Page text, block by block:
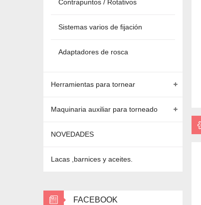
Contrapuntos / Rotativos
Sistemas varios de fijación
Adaptadores de rosca
Herramientas para tornear
Maquinaria auxiliar para torneado
NOVEDADES
Lacas ,barnices y aceites.
FACEBOOK